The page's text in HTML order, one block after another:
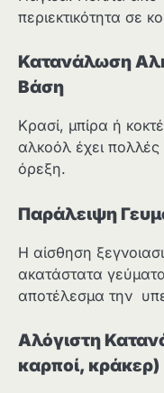
περιεκτικότητα σε
Κατανάλωση
Βάση
Κρασί, μπίρα ή
αλκοόλ έχει πολλές
όρεξη.
Παράλειψη
Η αίσθηση
ακατάστατα
αποτέλεσμα την
Αλόγιστη
καρποί, κράκερ)